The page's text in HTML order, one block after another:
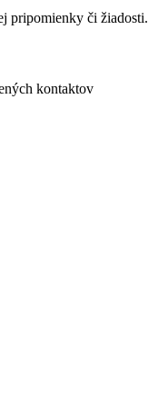
pripomienky či žiadosti.
kontaktov